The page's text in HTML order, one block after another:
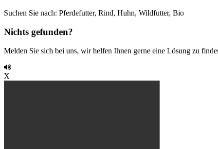
Suchen Sie nach: Pferdefutter, Rind, Huhn, Wildfutter, Bio
Nichts gefunden?
Melden Sie sich bei uns, wir helfen Ihnen gerne eine Lösung zu
X